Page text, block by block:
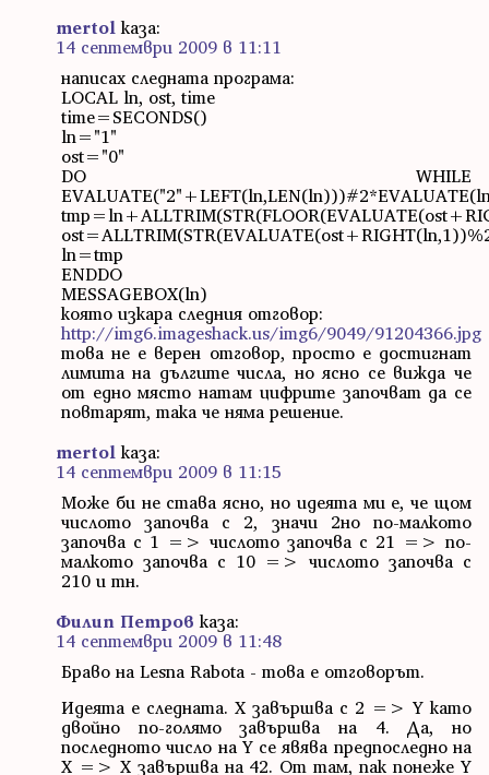
mertol каза:
14 септември 2009 в 11:11
написах следната програма:
LOCAL ln, ost, time
time=SECONDS()
ln="1"
ost="0"
DO WHILE
ln=tmp
ENDDO
MESSAGEBOX(ln)
която изкара следния отговор:
http://img6.imageshack.us/img6/9049/91204366.jpg
това не е верен отговор, просто е достигнат
лимита на дългите числа, но ясно се вижда че
от едно място натам цифрите започват да се
повтарят, така че няма решение.
mertol каза:
14 септември 2009 в 11:15
Може би не става ясно, но идеята ми е, че щом
числото започва с 2, значи 2но по-малкото
започва с 1 => числото започва с 21 => по-
малкото започва с 10 => числото започва с
210 и тн.
Филип Петров каза:
14 септември 2009 в 11:48
Браво на Lesna Rabota - това е отговорът.
Идеята е следната. X завършва с 2 => Y като
двойно по-голямо завършва на 4. Да, но
последното число на Y се явява предпоследно на
X => X завършва на 42. От там, пак понеже Y